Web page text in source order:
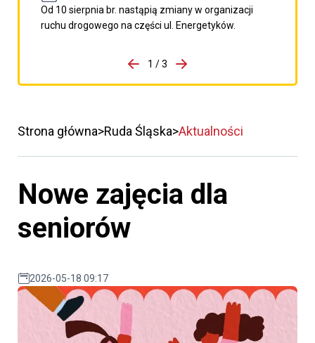
Od 10 sierpnia br. nastąpią zmiany w organizacji
ruchu drogowego na części ul. Energetyków.
porzpedniego komunikatu
1 / 3
Przejdź do następnego
Strona główna Ruda Śląska Aktualności
Nowe zajęcia dla
seniorów
2026-05-18 09:17